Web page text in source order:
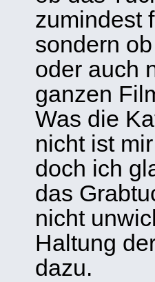
zumindest
sondern
oder auch
ganzen
Was die
nicht ist
doch ich
das
nicht
Haltung
dazu.